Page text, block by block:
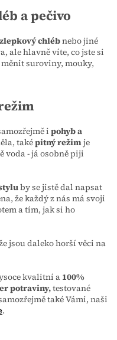
a pečivo
chlébnebo jiné
ale hlavně víte, co jste si
suroviny, mouky,
i pohyb a
taképitný režimje
voda - já osobně piji
by se jistě dal napsat
že každý z nás má svoji
a tím, jak si ho
jsou daleko horší věci na
kvalitní a 100%
potraviny,testované
také Vámi, naši
.